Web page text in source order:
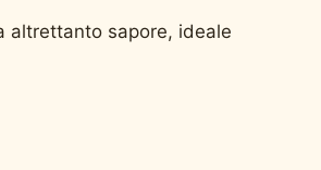
altrettanto sapore, ideale